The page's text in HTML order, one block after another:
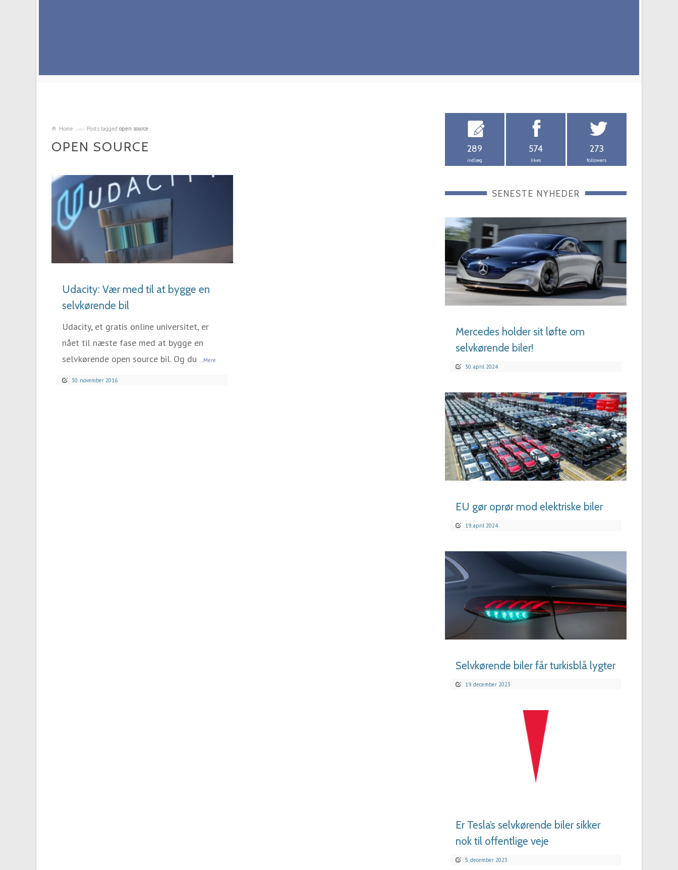
Home Posts tagged open source
OPEN SOURCE
LÆS MERE
Udacity: Vær med til at bygge en
selvkørende bil
Udacity, et gratis online universitet, er
nået til næste fase med at bygge en
selvkørende open source bil. Og du ...Mere
30. november 2016
289
indlæg
574
likes
273
followers
SENESTE NYHEDER
LÆS MERE
Mercedes holder sit løfte om
selvkørende biler!
30. april 2024
LÆS MERE
EU gør oprør mod elektriske biler
19. april 2024
Selvkørende biler får turkisblå lygter
19. december 2023
Er Tesla’s selvkørende biler sikker
nok til offentlige veje
5. december 2023